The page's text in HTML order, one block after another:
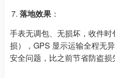
落地效果 ：
手表无调包、无损坏，收件
损），GPS 显示运输全程无
安全问题，比之前节省防盗损